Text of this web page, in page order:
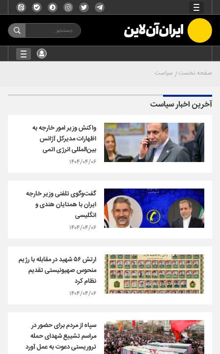
صفحه نخست سیاست
آخرین اخبار سیاست
واکنش وزیر امور خارجه به
اظهارات مدیرکل آژانس
بین‌المللی انرژی اتمی
۱۴۰۴/۰۴/۰۶
گفت‌وگوی تلفنی وزیر خارجه
ایران با همتایان هندی و
انگلیسی
۱۴۰۴/۰۴/۰۶
ارتش ۵۶ شهید در مقابله با رژیم
منحوس صهیونیستی تقدیم
نظام کرد
۱۴۰۴/۰۴/۰۶
سپاه از مردم برای حضور در
مراسم تشییع شهدای حمله
تروریستی دعوت به عمل آورد